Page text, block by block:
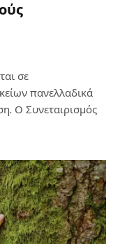
σε
πανελλαδικά
Ο Συνεταιρισμός